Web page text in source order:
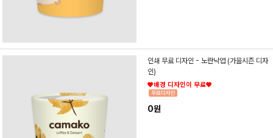
인쇄 무료 디자인 - 노란낙엽 (가을시즌 디자
인)
♥배경 디자인이 무료♥
0원